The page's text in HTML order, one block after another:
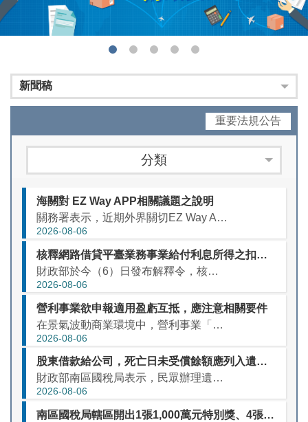
新聞稿
重要法規公告
分類
海關對 EZ Way APP相關議題之說明
關務署表示，近期外界關切EZ Way APP得否由關貿公司自行建置，以及個資監管等議題，說明如下： 有關海關是否應授權或與關貿公司簽訂營運契約一節，經查關貿公司依「報關業設置管理辦法」第12條及「通關...
2026-08-06
核釋網路借貸平臺業務事業給付利息所得之扣繳規定
財政部於今（6）日發布解釋令，核釋網路借貸平臺業務事業（P2P平臺業者）為借貸雙方提供資金借貸媒合相關服務，並控管借貸款項金流移轉者，於給付借貸款項之利息所得予出借人時，應依所得稅法第88條、第89條...
2026-08-06
營利事業欲申報適用盈虧互抵，應注意相關要件
在景氣波動商業環境中，營利事業「轉虧為盈」是其經營目標，然以往年度營業虧損，原則上不得扣抵本年度盈餘，但營利事業若適用所得稅法第39條「盈虧互抵」規定，即可將過去10年內經稽徵機關核定的虧損，自當年度...
2026-08-06
股東借款給公司，死亡日未受償餘額應列入遺產申報
財政部南區國稅局表示，民眾辦理遺產稅申報時，如被繼承人生前借錢給其投資經營公司，於死亡日尚有未受償的借款餘額，因屬被繼承人遺留對公司的債權，應列入遺產申報。 該局說明，國內的中小企業大多屬家族企業，股...
2026-08-06
南區國稅局轄區開出1張1,000萬元特別獎、4張200萬元特獎及3張100萬元雲端發票專屬獎！